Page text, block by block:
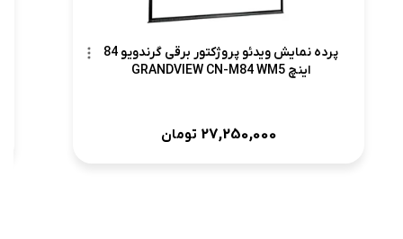
پرده نمایش ویدئو پروژکتور برقی گرندویو 84
اینچ GRANDVIEW CN-M84 WM5
27,250,000 تومان